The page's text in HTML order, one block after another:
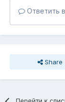
Ответить
Share